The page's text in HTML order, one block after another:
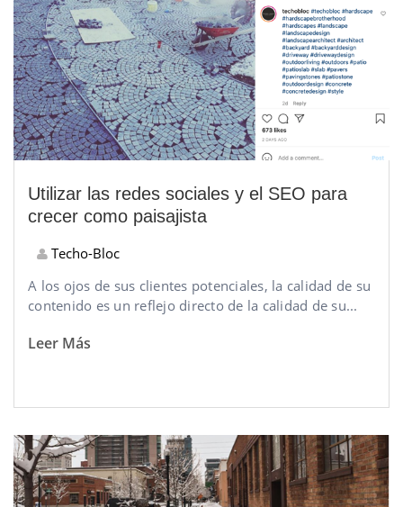
Utilizar las redes sociales y el SEO para
crecer como paisajista
Techo-Bloc
A los ojos de sus clientes potenciales, la calidad de su
contenido es un reflejo directo de la calidad de su...
Leer Más